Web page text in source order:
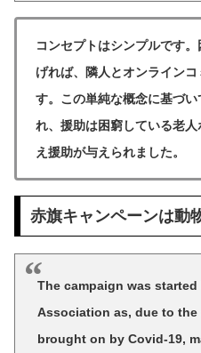
コンセプトはシンプルです
げれば、隣人とオンライン
す。この単純な概念に基づ
れ、援助は困窮している老
え援助が与えられました。
赤旗キャンペーンは動
The campaign was
Association as, due to
brought on by Covid-19,